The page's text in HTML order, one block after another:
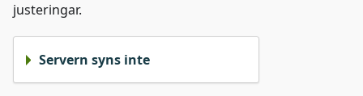
justeringar.
Servern syns inte